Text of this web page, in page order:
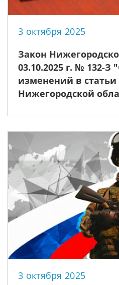
3 октября 2025
Закон
03.10.2025 г. № 132-З
изменений в статьи
Нижегородской
3 октября 2025